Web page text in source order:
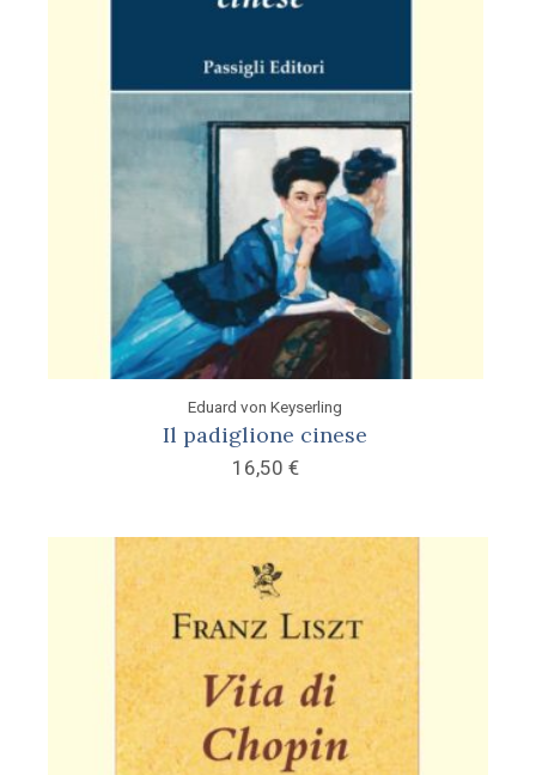
Eduard von Keyserling
Il padiglione cinese
16,50 €